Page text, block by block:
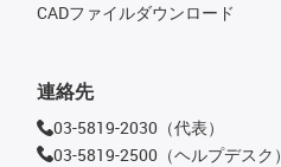
CADファイルダウンロード
連絡先
03-5819-2030（代表）
03-5819-2500（ヘルプデスク）